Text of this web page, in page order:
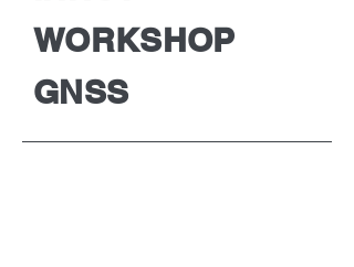
WORKSHOP
GNSS